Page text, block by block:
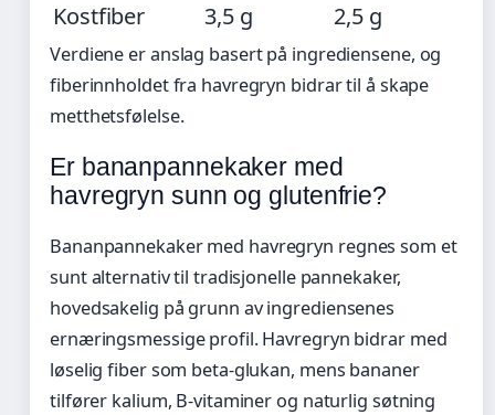
Kostfiber
3,5 g 2,5 g
Verdiene er anslag basert på ingrediensene, og
fiberinnholdet fra havregryn bidrar til å skape
metthetsfølelse.
Er bananpannekaker med
havregryn sunn og glutenfrie?
Bananpannekaker med havregryn regnes som et
sunt alternativ til tradisjonelle pannekaker,
hovedsakelig på grunn av ingrediensenes
ernæringsmessige profil. Havregryn bidrar med
løselig fiber som beta-glukan, mens bananer
tilfører kalium, B-vitaminer og naturlig søtning